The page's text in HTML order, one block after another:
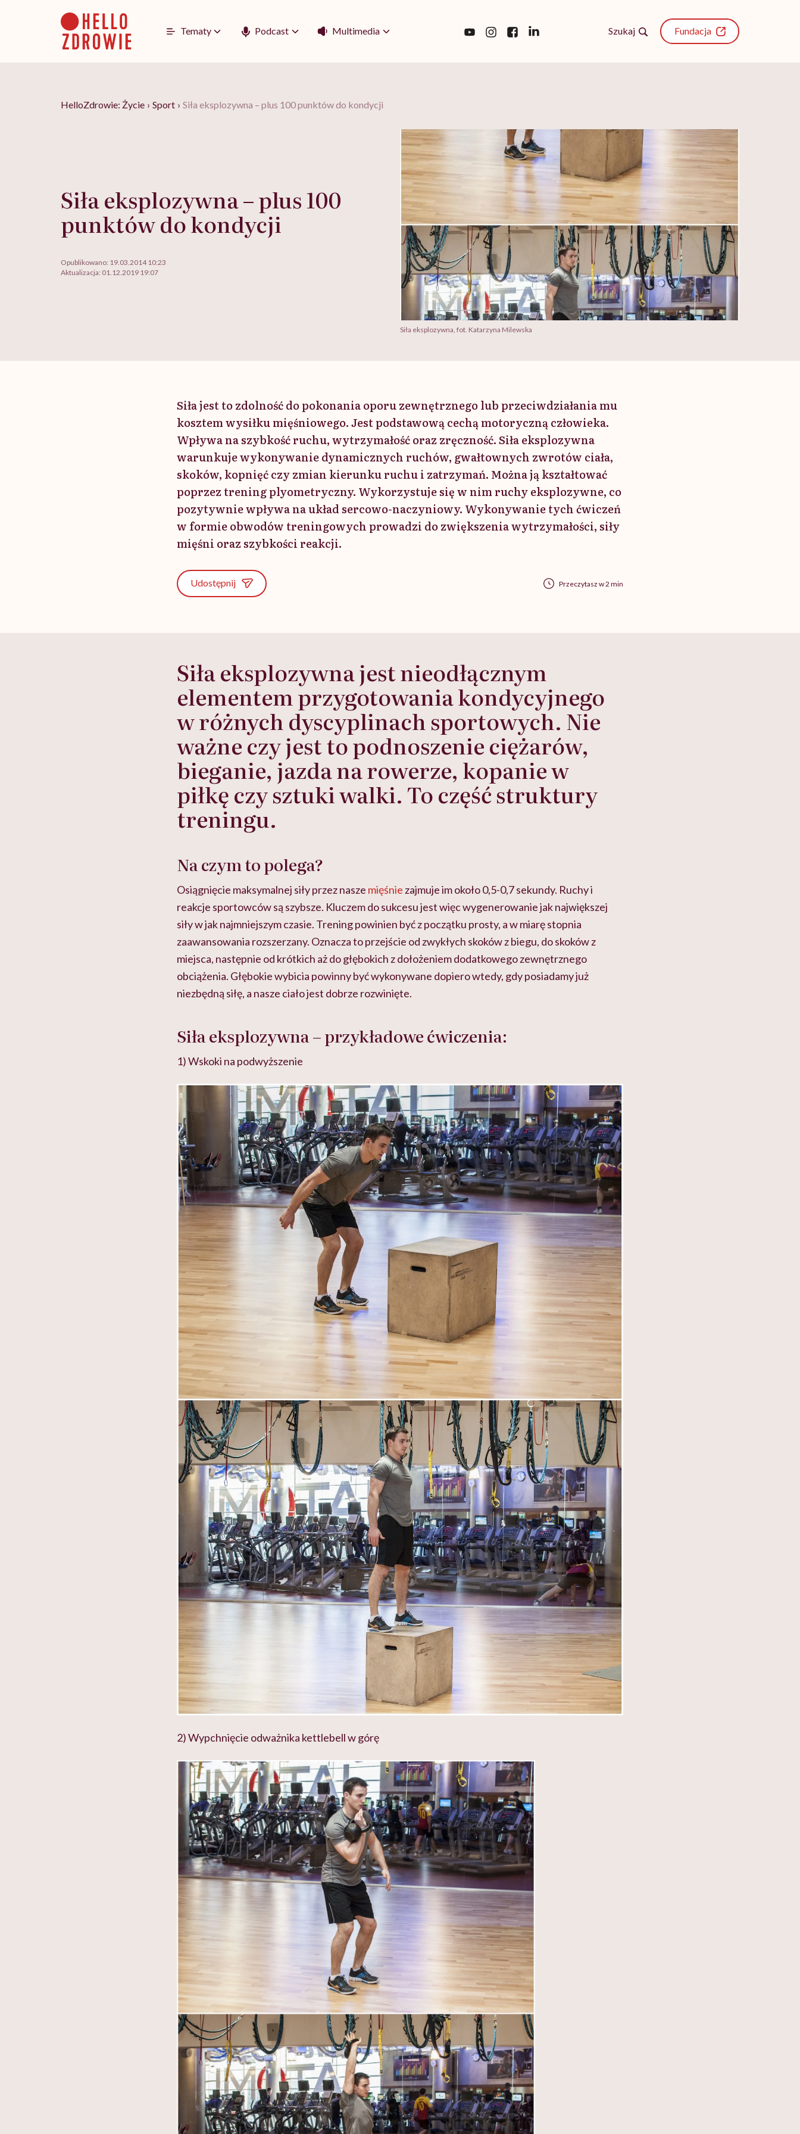
Tematy Podcast Multimedia Szukaj Fundacja
HelloZdrowie: Życie › Sport › Siła eksplozywna – plus 100 punktów do kondycji
Siła eksplozywna – plus 100
punktów do kondycji
Opublikowano: 19.03.2014 10:23
Aktualizacja: 01.12.2019 19:07
Siła eksplozywna, fot. Katarzyna Milewska
Siła jest to zdolność do pokonania oporu zewnętrznego lub przeciwdziałania mu
kosztem wysiłku mięśniowego. Jest podstawową cechą motoryczną człowieka.
Wpływa na szybkość ruchu, wytrzymałość oraz zręczność. Siła eksplozywna
warunkuje wykonywanie dynamicznych ruchów, gwałtownych zwrotów ciała,
skoków, kopnięć czy zmian kierunku ruchu i zatrzymań. Można ją kształtować
poprzez trening plyometryczny. Wykorzystuje się w nim ruchy eksplozywne, co
pozytywnie wpływa na układ sercowo-naczyniowy. Wykonywanie tych ćwiczeń
w formie obwodów treningowych prowadzi do zwiększenia wytrzymałości, siły
mięśni oraz szybkości reakcji.
Udostępnij Przeczytasz w 2 min
Siła eksplozywna jest nieodłącznym
elementem przygotowania kondycyjnego
w różnych dyscyplinach sportowych. Nie
ważne czy jest to podnoszenie ciężarów,
bieganie, jazda na rowerze, kopanie w
piłkę czy sztuki walki. To część struktury
treningu.
Na czym to polega?
Osiągnięcie maksymalnej siły przez nasze mięśnie zajmuje im około 0,5-0,7 sekundy. Ruchy i
reakcje sportowców są szybsze. Kluczem do sukcesu jest więc wygenerowanie jak największej
siły w jak najmniejszym czasie. Trening powinien być z początku prosty, a w miarę stopnia
zaawansowania rozszerzany. Oznacza to przejście od zwykłych skoków z biegu, do skoków z
miejsca, następnie od krótkich aż do głębokich z dołożeniem dodatkowego zewnętrznego
obciążenia. Głębokie wybicia powinny być wykonywane dopiero wtedy, gdy posiadamy już
niezbędną siłę, a nasze ciało jest dobrze rozwinięte.
Siła eksplozywna – przykładowe ćwiczenia:
1) Wskoki na podwyższenie
2) Wypchnięcie odważnika kettlebell w górę